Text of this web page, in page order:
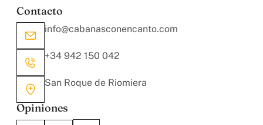
Contacto
info@cabanasconencanto.com
+34 942 150 042
San Roque de Riomiera
Opiniones